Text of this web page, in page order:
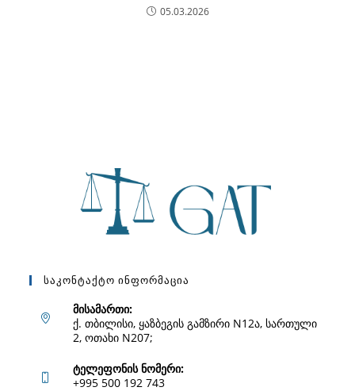
05.03.2026
Საკონტაქტო Ინფორმაცია
მისამართი:
ქ. თბილისი, ყაზბეგის გამზირი N12ა, სართული
2, ოთახი N207;
ტელეფონის ნომერი:
+995 500 192 743